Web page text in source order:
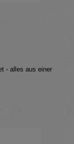
- alles aus einer